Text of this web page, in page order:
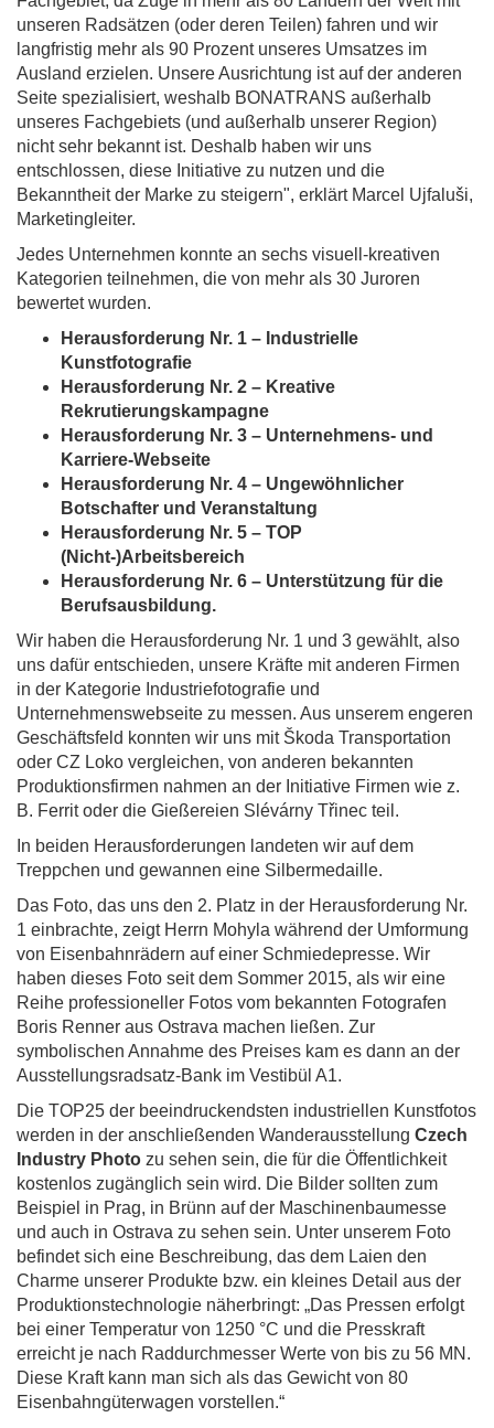
unseren Radsätzen (oder deren Teilen) fahren und wir
langfristig mehr als 90 Prozent unseres Umsatzes im
Ausland erzielen. Unsere Ausrichtung ist auf der anderen
Seite spezialisiert, weshalb BONATRANS außerhalb
unseres Fachgebiets (und außerhalb unserer Region)
nicht sehr bekannt ist. Deshalb haben wir uns
entschlossen, diese Initiative zu nutzen und die
Bekanntheit der Marke zu steigern", erklärt Marcel Ujfaluši,
Marketingleiter.
Jedes Unternehmen konnte an sechs visuell-kreativen
Kategorien teilnehmen, die von mehr als 30 Juroren
bewertet wurden.
Herausforderung Nr. 1 – Industrielle
Kunstfotografie
Herausforderung Nr. 2 – Kreative
Rekrutierungskampagne
Herausforderung Nr. 3 – Unternehmens- und
Karriere-Webseite
Herausforderung Nr. 4 – Ungewöhnlicher
Botschafter und Veranstaltung
Herausforderung Nr. 5 – TOP
(Nicht-)Arbeitsbereich
Herausforderung Nr. 6 – Unterstützung für die
Berufsausbildung.
Wir haben die Herausforderung Nr. 1 und 3 gewählt, also
uns dafür entschieden, unsere Kräfte mit anderen Firmen
in der Kategorie Industriefotografie und
Unternehmenswebseite zu messen. Aus unserem engeren
Geschäftsfeld konnten wir uns mit Škoda Transportation
oder CZ Loko vergleichen, von anderen bekannten
Produktionsfirmen nahmen an der Initiative Firmen wie z.
B. Ferrit oder die Gießereien Slévárny Třinec teil.
In beiden Herausforderungen landeten wir auf dem
Treppchen und gewannen eine Silbermedaille.
Das Foto, das uns den 2. Platz in der Herausforderung Nr.
1 einbrachte, zeigt Herrn Mohyla während der Umformung
von Eisenbahnrädern auf einer Schmiedepresse. Wir
haben dieses Foto seit dem Sommer 2015, als wir eine
Reihe professioneller Fotos vom bekannten Fotografen
Boris Renner aus Ostrava machen ließen. Zur
symbolischen Annahme des Preises kam es dann an der
Ausstellungsradsatz-Bank im Vestibül A1.
Die TOP25 der beeindruckendsten industriellen Kunstfotos
werden in der anschließenden Wanderausstellung Czech
Industry Photo zu sehen sein, die für die Öffentlichkeit
kostenlos zugänglich sein wird. Die Bilder sollten zum
Beispiel in Prag, in Brünn auf der Maschinenbaumesse
und auch in Ostrava zu sehen sein. Unter unserem Foto
befindet sich eine Beschreibung, das dem Laien den
Charme unserer Produkte bzw. ein kleines Detail aus der
Produktionstechnologie näherbringt: „Das Pressen erfolgt
bei einer Temperatur von 1250 °C und die Presskraft
erreicht je nach Raddurchmesser Werte von bis zu 56 MN.
Diese Kraft kann man sich als das Gewicht von 80
Eisenbahngüterwagen vorstellen.“